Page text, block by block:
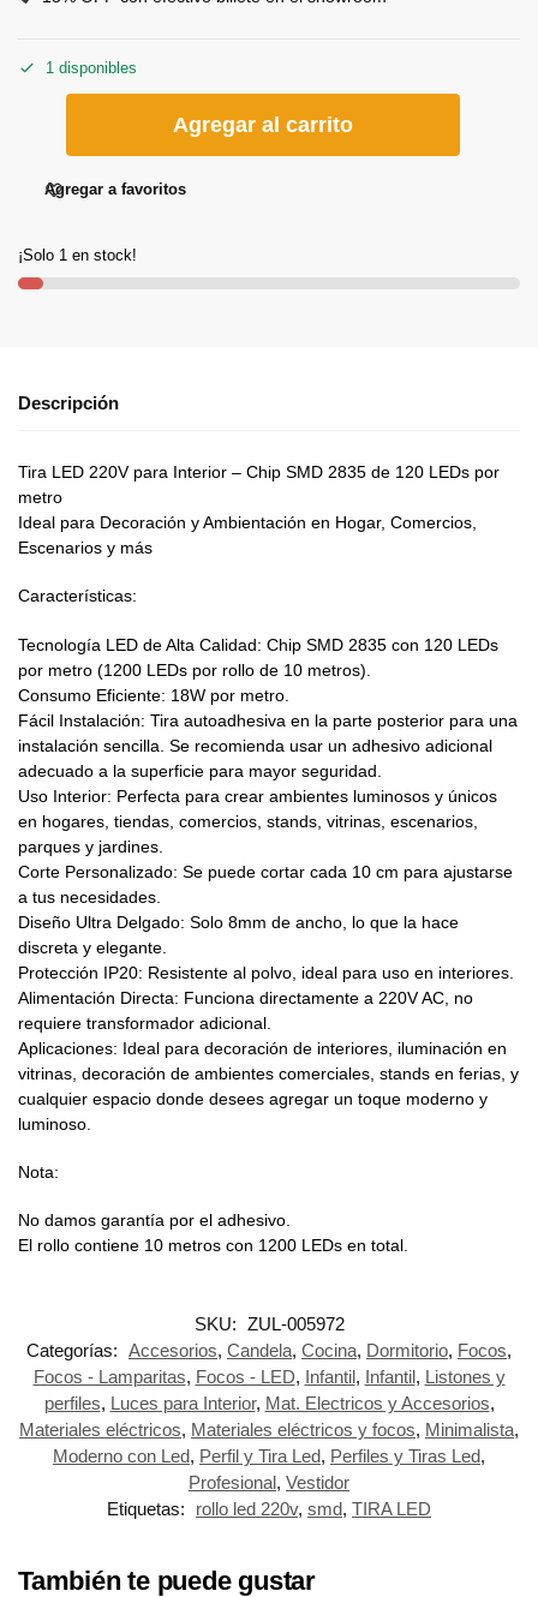
1 disponibles
Agregar al carrito
Agregar a favoritos
¡Solo 1 en stock!
Descripción
Tira LED 220V para Interior – Chip SMD 2835 de 120 LEDs por
metro
Ideal para Decoración y Ambientación en Hogar, Comercios,
Escenarios y más
Características:
Tecnología LED de Alta Calidad: Chip SMD 2835 con 120 LEDs
por metro (1200 LEDs por rollo de 10 metros).
Consumo Eficiente: 18W por metro.
Fácil Instalación: Tira autoadhesiva en la parte posterior para una
instalación sencilla. Se recomienda usar un adhesivo adicional
adecuado a la superficie para mayor seguridad.
Uso Interior: Perfecta para crear ambientes luminosos y únicos
en hogares, tiendas, comercios, stands, vitrinas, escenarios,
parques y jardines.
Corte Personalizado: Se puede cortar cada 10 cm para ajustarse
a tus necesidades.
Diseño Ultra Delgado: Solo 8mm de ancho, lo que la hace
discreta y elegante.
Protección IP20: Resistente al polvo, ideal para uso en interiores.
Alimentación Directa: Funciona directamente a 220V AC, no
requiere transformador adicional.
Aplicaciones: Ideal para decoración de interiores, iluminación en
vitrinas, decoración de ambientes comerciales, stands en ferias, y
cualquier espacio donde desees agregar un toque moderno y
luminoso.
Nota:
No damos garantía por el adhesivo.
El rollo contiene 10 metros con 1200 LEDs en total.
SKU: ZUL-005972
Categorías: Accesorios, Candela, Cocina, Dormitorio, Focos,
Focos - Lamparitas, Focos - LED, Infantil, Infantil, Listones y
perfiles, Luces para Interior, Mat. Electricos y Accesorios,
Materiales eléctricos, Materiales eléctricos y focos, Minimalista,
Moderno con Led, Perfil y Tira Led, Perfiles y Tiras Led,
Profesional, Vestidor
Etiquetas:
rollo led 220v, smd, TIRA LED
También te puede gustar